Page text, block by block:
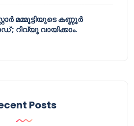
മമ്മൂട്ടിയുടെ കണ്ണൂർ
; റിവ്യൂ വായിക്കാം.
Posts